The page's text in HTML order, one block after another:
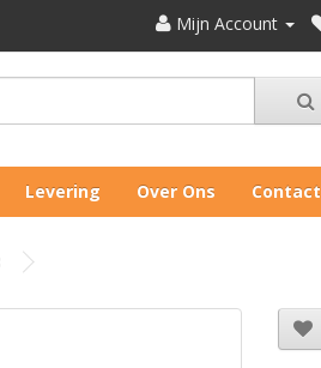
Mijn Account
Levering Over Ons Contact